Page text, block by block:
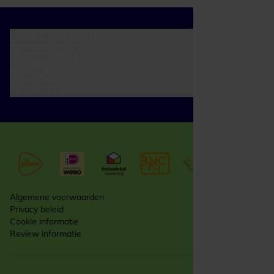
Algemene voorwaarden
Privacy beleid
Cookie informatie
Review informatie